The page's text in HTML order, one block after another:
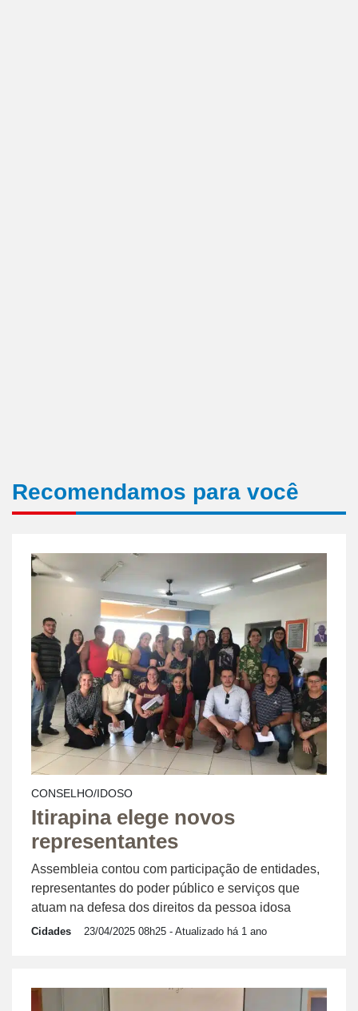
Recomendamos para você
CONSELHO/IDOSO
Itirapina elege novos
representantes
Assembleia contou com participação de entidades,
representantes do poder público e serviços que
atuam na defesa dos direitos da pessoa idosa
Cidades 23/04/2025 08h25 - Atualizado há 1 ano